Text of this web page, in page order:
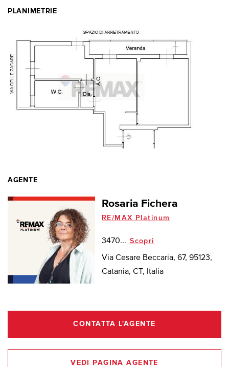
PLANIMETRIE
AGENTE
Rosaria Fichera
RE/MAX Platinum
3470... Scopri
Via Cesare Beccaria, 67, 95123,
Catania, CT, Italia
CONTATTA L'AGENTE
VEDI PAGINA AGENTE